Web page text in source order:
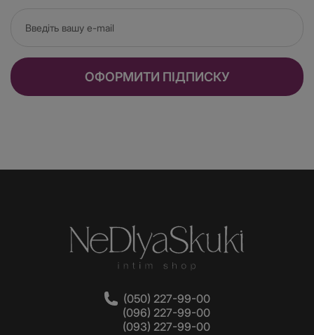
ОФОРМИТИ ПІДПИСКУ
(050) 227-99-00
(096) 227-99-00
(093) 227-99-00